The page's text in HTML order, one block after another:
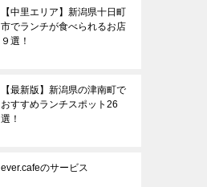
【中里エリア】新潟県十日町
市でランチが食べられるお店
９選！
【最新版】新潟県の津南町で
おすすめランチスポット26
選！
ever.cafeのサービス